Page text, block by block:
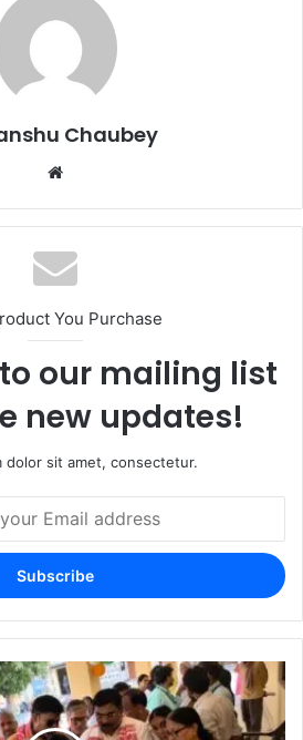
Chaubey
You Purchase
our mailing list
new updates!
dolor sit amet, consectetur.